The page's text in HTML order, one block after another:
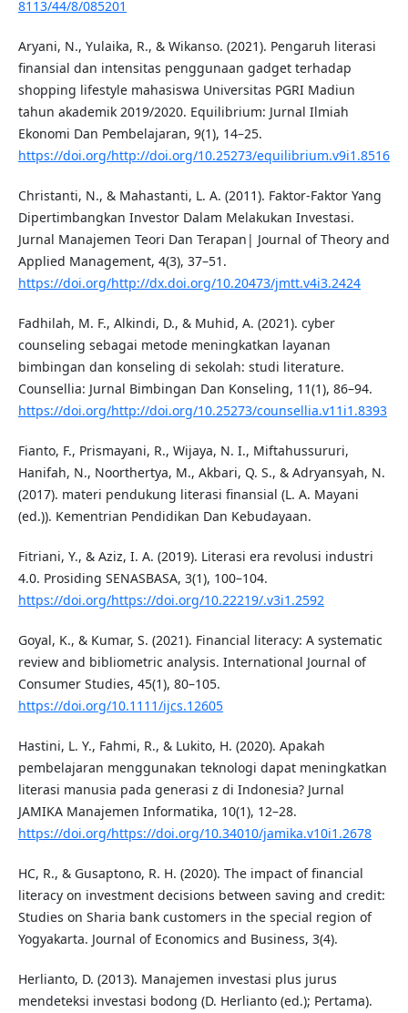
8113/44/8/085201
Aryani, N., Yulaika, R., & Wikanso. (2021). Pengaruh literasi
finansial dan intensitas penggunaan gadget terhadap
shopping lifestyle mahasiswa Universitas PGRI Madiun
tahun akademik 2019/2020. Equilibrium: Jurnal Ilmiah
Ekonomi Dan Pembelajaran, 9(1), 14–25.
https://doi.org/http://doi.org/10.25273/equilibrium.v9i1.8516
Christanti, N., & Mahastanti, L. A. (2011). Faktor-Faktor Yang
Dipertimbangkan Investor Dalam Melakukan Investasi.
Jurnal Manajemen Teori Dan Terapan| Journal of Theory and
Applied Management, 4(3), 37–51.
https://doi.org/http://dx.doi.org/10.20473/jmtt.v4i3.2424
Fadhilah, M. F., Alkindi, D., & Muhid, A. (2021). cyber
counseling sebagai metode meningkatkan layanan
bimbingan dan konseling di sekolah: studi literature.
Counsellia: Jurnal Bimbingan Dan Konseling, 11(1), 86–94.
https://doi.org/http://doi.org/10.25273/counsellia.v11i1.8393
Fianto, F., Prismayani, R., Wijaya, N. I., Miftahussururi,
Hanifah, N., Noorthertya, M., Akbari, Q. S., & Adryansyah, N.
(2017). materi pendukung literasi finansial (L. A. Mayani
(ed.)). Kementrian Pendidikan Dan Kebudayaan.
Fitriani, Y., & Aziz, I. A. (2019). Literasi era revolusi industri
4.0. Prosiding SENASBASA, 3(1), 100–104.
https://doi.org/https://doi.org/10.22219/.v3i1.2592
Goyal, K., & Kumar, S. (2021). Financial literacy: A systematic
review and bibliometric analysis. International Journal of
Consumer Studies, 45(1), 80–105.
https://doi.org/10.1111/ijcs.12605
Hastini, L. Y., Fahmi, R., & Lukito, H. (2020). Apakah
pembelajaran menggunakan teknologi dapat meningkatkan
literasi manusia pada generasi z di Indonesia? Jurnal
JAMIKA Manajemen Informatika, 10(1), 12–28.
https://doi.org/https://doi.org/10.34010/jamika.v10i1.2678
HC, R., & Gusaptono, R. H. (2020). The impact of financial
literacy on investment decisions between saving and credit:
Studies on Sharia bank customers in the special region of
Yogyakarta. Journal of Economics and Business, 3(4).
Herlianto, D. (2013). Manajemen investasi plus jurus
mendeteksi investasi bodong (D. Herlianto (ed.); Pertama).